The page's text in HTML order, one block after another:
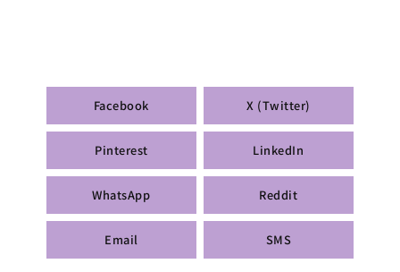
Facebook X (Twitter)
Pinterest LinkedIn
WhatsApp Reddit
Email SMS